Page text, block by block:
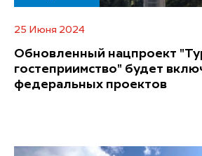
25 Июня 2024
Обновленный нацпроект
гостеприимство" будет
федеральных проектов